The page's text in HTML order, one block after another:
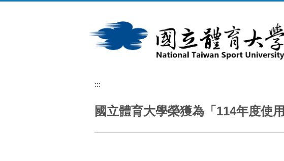
:::
國立體育大學榮獲為「114年度使